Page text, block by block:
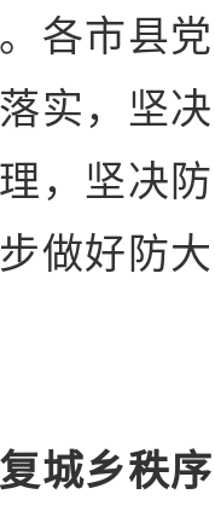
各市县
实，坚
，坚决
做好防
城乡秩